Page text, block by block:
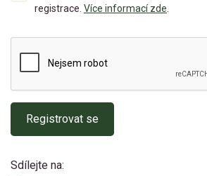
registrace. Více informací zde.
Registrovat se
Sdílejte na: